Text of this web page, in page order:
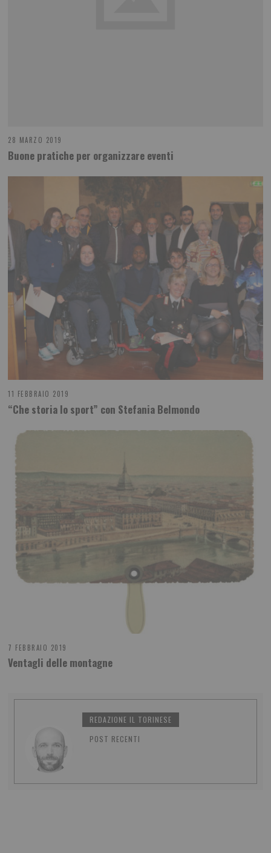
28 MARZO 2019
Buone pratiche per organizzare eventi
11 FEBBRAIO 2019
“Che storia lo sport” con Stefania Belmondo
7 FEBBRAIO 2019
Ventagli delle montagne
REDAZIONE IL TORINESE
POST RECENTI